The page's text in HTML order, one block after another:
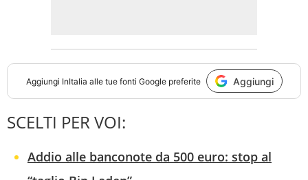
Aggiungi InItalia alle tue fonti Google preferite Aggiungi
SCELTI PER VOI:
Addio alle banconote da 500 euro: stop al